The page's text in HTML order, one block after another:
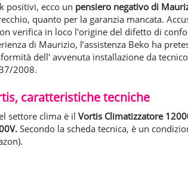
positivi, ecco un pensiero negativo di
quanto per la garanzia mancata.
verifica in loco l'origine del difetto di
di Maurizio, l’assistenza Beko ha
dell' avvenuta installazione da
2008.
caratteristiche tecniche
settore clima è il Vortis Climatizzatore
Secondo la scheda tecnica, è un